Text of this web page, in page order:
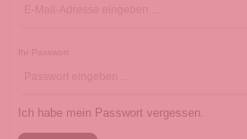
Ihr Passwort
Ich habe mein Passwort vergessen.